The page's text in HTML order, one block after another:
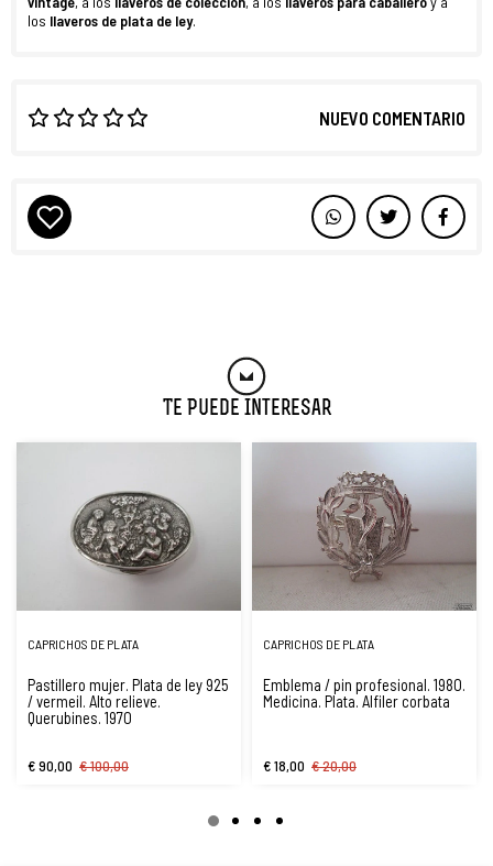
los llaveros de plata de ley.
NUEVO COMENTARIO
Te Puede Interesar
CAPRICHOS DE PLATA
Pastillero mujer. Plata de ley 925
/ vermeil. Alto relieve.
Querubines. 1970
€ 90,00 € 100,00
CAPRICHOS DE PLATA
Emblema / pin profesional. 1980.
Medicina. Plata. Alfiler corbata
€ 18,00 € 20,00